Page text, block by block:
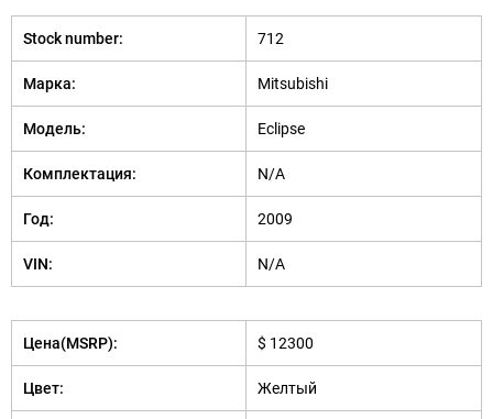
Stock number: 712
Марка: Mitsubishi
Модель: Eclipse
Комплектация: N/A
Год: 2009
VIN: N/A
Цена(MSRP): $ 12300
Цвет: Желтый